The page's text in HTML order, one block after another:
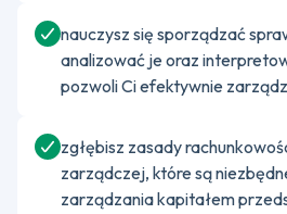
nauczysz się sporządzać
analizować je oraz
pozwoli Ci efektywnie
zgłębisz zasady
zarządczej, które są
zarządzania kapitałem